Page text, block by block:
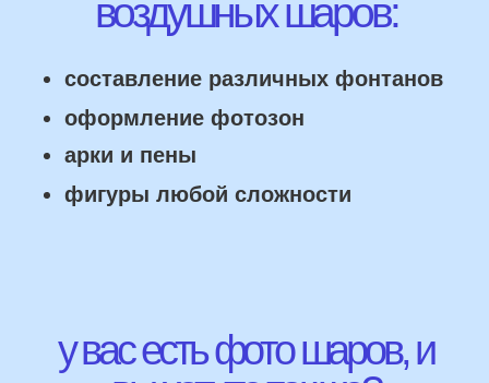
НАШИ ГЛАВНЫЕ
ПРЕИМУЩЕСТВА